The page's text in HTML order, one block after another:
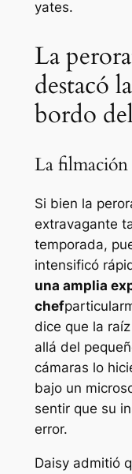
yates.
La
destacó
bordo
La filmación
Si bien la
extravagante
temporada,
intensificó
una amplia
chef
dice que la
allá del
cámaras lo
bajo un
sentir que su
error.
Daisy admitió